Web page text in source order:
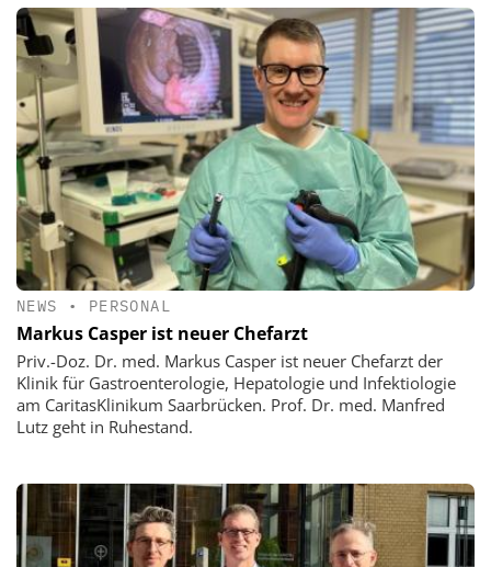
NEWS • PERSONAL
Markus Casper ist neuer Chefarzt
Priv.-Doz. Dr. med. Markus Casper ist neuer Chefarzt der
Klinik für Gastroenterologie, Hepatologie und Infektiologie
am CaritasKlinikum Saarbrücken. Prof. Dr. med. Manfred
Lutz geht in Ruhestand.